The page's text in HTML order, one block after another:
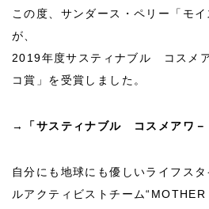
この度、サンダース・ペリー「モイ
が、
2019年度サスティナブル コスメ
コ賞」を受賞しました。
→ 「サスティナブル コスメアワ－
自分にも地球にも優しいライフス
ルアクティビストチーム“MOTHER